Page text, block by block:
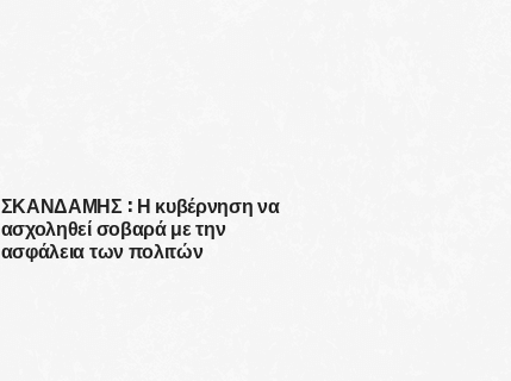
ΣΚΑΝΔΑΜΗΣ : Η κυβέρνηση να
ασχοληθεί σοβαρά με την
ασφάλεια των πολιτών